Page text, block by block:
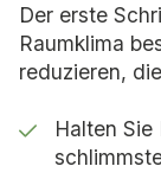
Der erste
Raumklima
reduzieren,
Halten